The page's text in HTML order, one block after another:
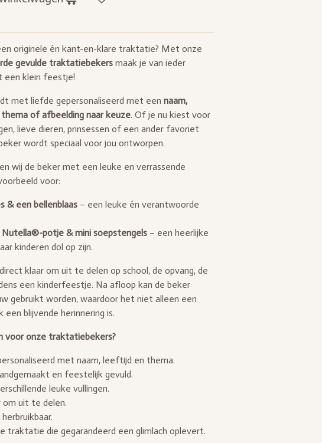
originele én kant-en-klare traktatie? Met onze
gevulde traktatiebekers maak je van ieder
een klein feestje!
met liefde gepersonaliseerd met een naam,
of afbeelding naar keuze. Of je nu kiest voor
lieve dieren, prinsessen of een ander favoriet
wordt speciaal voor jou ontworpen.
wij de beker met een leuke en verrassende
voor:
& een bellenblaas – een leuke én verantwoorde
Nutella®-potje & mini soepstengels – een heerlijke
kinderen dol op zijn.
klaar om uit te delen op school, de opvang, de
een kinderfeestje. Na afloop kan de beker
gebruikt worden, waardoor het niet alleen een
een blijvende herinnering is.
voor onze traktatiebekers?
met naam, leeftijd en thema.
en feestelijk gevuld.
leuke vullingen.
om uit te delen.
traktatie die gegarandeerd een glimlach oplevert.